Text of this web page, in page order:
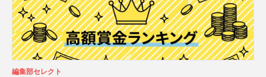
編集部セレクト